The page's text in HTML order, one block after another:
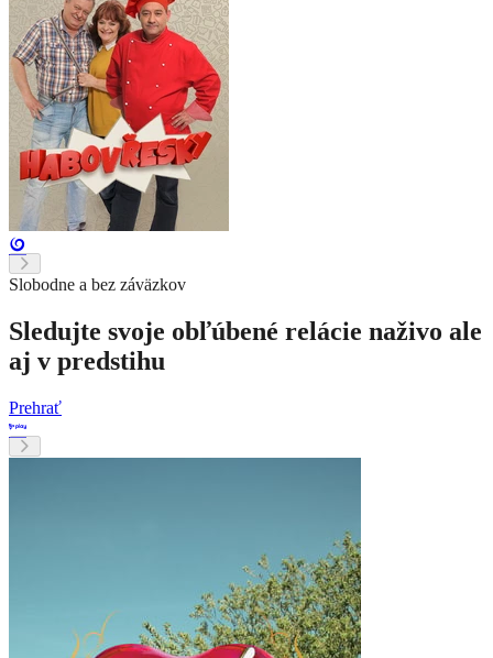
Slobodne a bez záväzkov
Sledujte svoje obľúbené relácie naživo ale
aj v predstihu
Prehrať